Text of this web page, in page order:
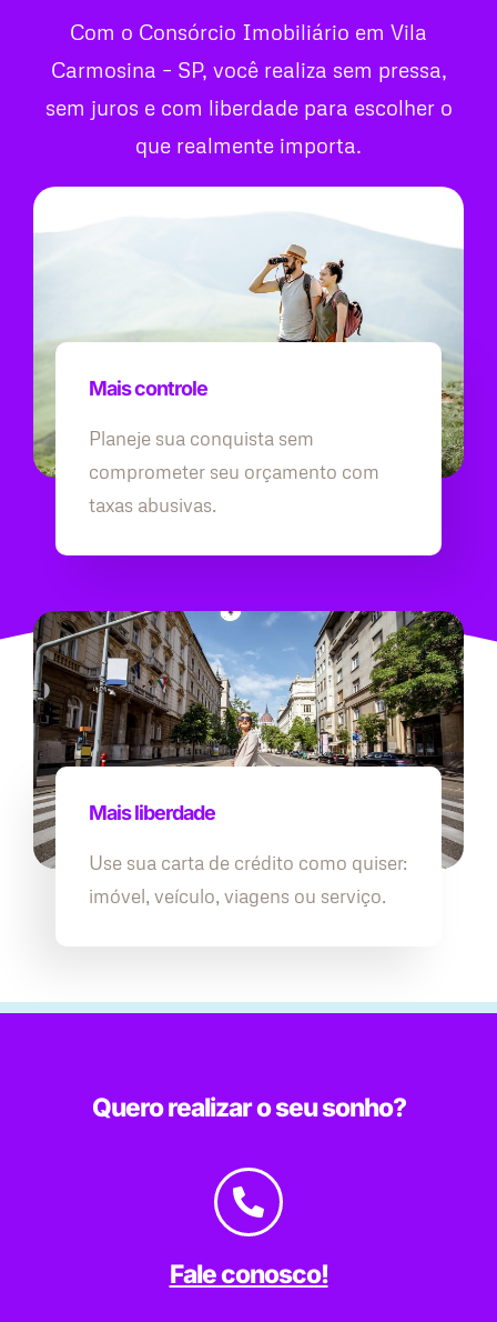
Com o Consórcio Imobiliário em Vila
Carmosina – SP, você realiza sem pressa,
sem juros e com liberdade para escolher o
que realmente importa.
Mais controle
Planeje sua conquista sem
comprometer seu orçamento com
taxas abusivas.
Mais liberdade
Use sua carta de crédito como quiser:
imóvel, veículo, viagens ou serviço.
Quero realizar o seu sonho?
Fale conosco!